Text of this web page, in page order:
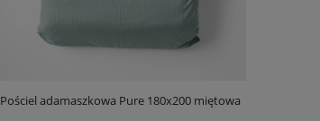
Pościel adamaszkowa Pure 180x200 miętowa